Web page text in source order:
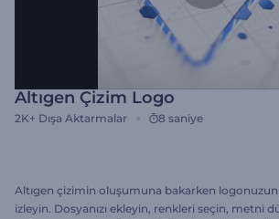
Altıgen Çizim Logo
2K+ Dışa Aktarmalar 8 saniye
Altıgen çizimin oluşumuna bakarken logonuzun
izleyin. Dosyanızı ekleyin, renkleri seçin, metni